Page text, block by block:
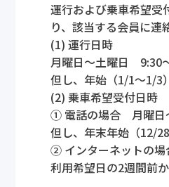
運行および乗車希望受
り、該当する会員に連
(1) 運行日時
月曜日～土曜日 9:30
但し、年始（1/1～1/3
(2) 乗車希望受付日時
① 電話の場合 月曜日
但し、年末年始（12/
② インターネットの
利用希望日の2週間前